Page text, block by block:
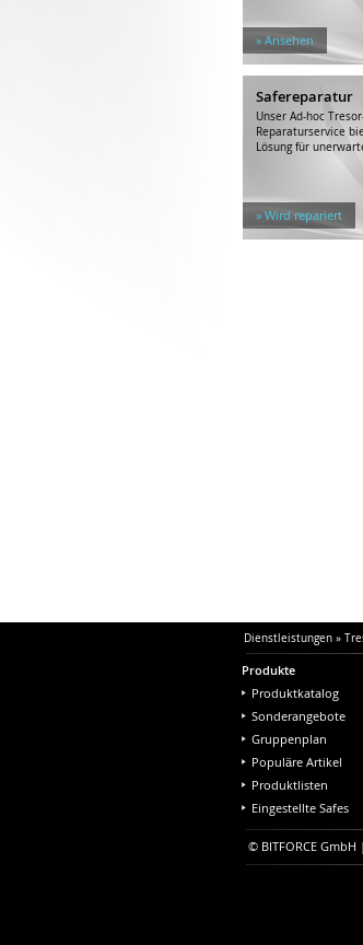
» Ansehen
Safereparatur
Unser Ad-hoc
Reparaturservice
Lösung für
» Wird repariert
Dienstleistungen»
Produkte
Produktkatalog
Sonderangebote
Gruppenplan
Populäre Artikel
Produktlisten
Eingestellte Safes
© BITFORCE GmbH |